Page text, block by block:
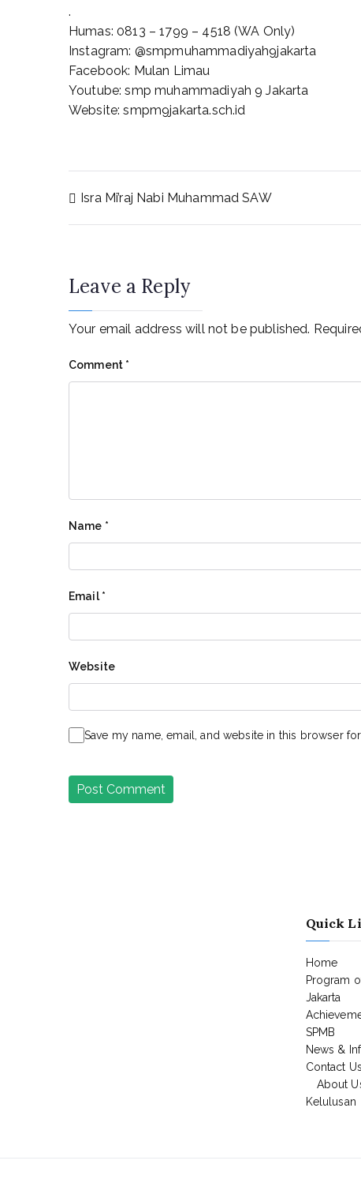
.
Humas: 0813 – 1799 – 4518 (WA Only)
Instagram: @smpmuhammadiyah9jakarta
Facebook: Mulan Limau
Youtube: smp muhammadiyah 9 Jakarta
Website: smpm9jakarta.sch.id
Post
Isra Mi’raj Nabi Muhammad SAW
Leave a Reply
Your email address will not be published.
Comment *
Name *
Email*
Website
Save my name, email, and website in this browser
Quick
Home
Program
Jakarta
SPMB
News &
Contact Us
About
Kelulusan